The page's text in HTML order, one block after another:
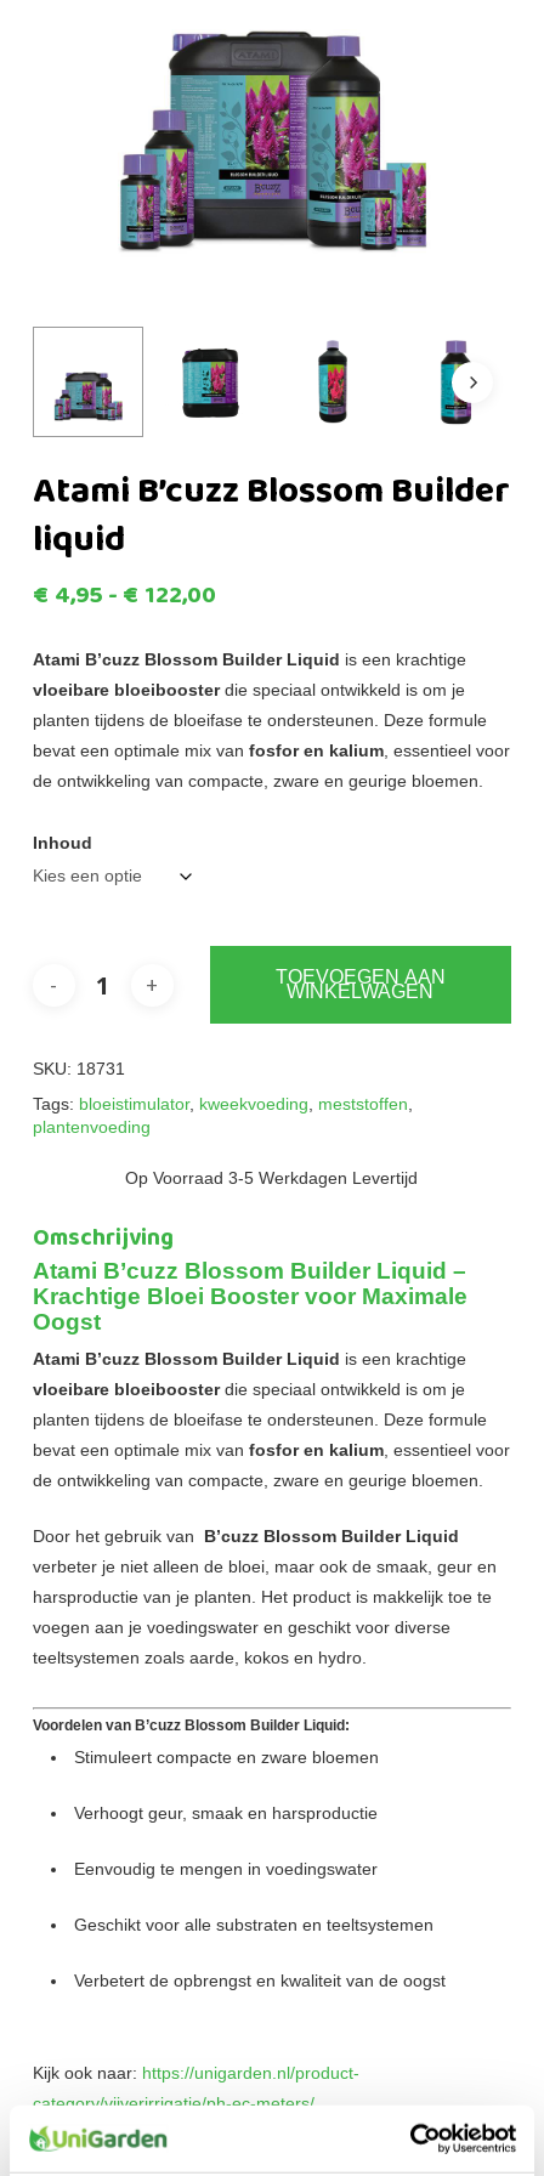
Atami B’cuzz Blossom Builder
liquid
€ 4,95-€ 122,00Prijsklasse:
tot
€122,00
Atami B’cuzz Blossom Builder Liquid is een krachtige
vloeibare bloeiboosterdie speciaal ontwikkeld is om je
planten tijdens de bloeifase te ondersteunen. Deze formule
bevat een optimale mix van fosfor en kalium, essentieel voor
de ontwikkeling van compacte, zware en geurige bloemen.
Inhoud
TOEVOEGEN AAN
WINKELWAGEN
SKU: 18731
Tags: bloeistimulator, kweekvoeding, meststoffen,
plantenvoeding
Op Voorraad 3-5 Werkdagen Levertijd
Omschrijving
Atami B’cuzz Blossom Builder Liquid –
Krachtige Bloei Booster voor Maximale
Oogst
Atami B’cuzz Blossom Builder Liquid is een krachtige
vloeibare bloeiboosterdie speciaal ontwikkeld is om je
planten tijdens de bloeifase te ondersteunen. Deze formule
bevat een optimale mix van fosfor en kalium, essentieel voor
de ontwikkeling van compacte, zware en geurige bloemen.
Door het gebruik van
B’cuzz Blossom Builder Liquid
verbeter je niet alleen de bloei, maar ook de smaak, geur en
harsproductie van je planten. Het product is makkelijk toe te
voegen aan je voedingswater en geschikt voor diverse
teeltsystemen zoals aarde, kokos en hydro.
Voordelen van B’cuzz Blossom Builder Liquid:
Stimuleert compacte en zware bloemen
Verhoogt geur, smaak en harsproductie
Eenvoudig te mengen in voedingswater
Geschikt voor alle substraten en teeltsystemen
Verbetert de opbrengst en kwaliteit van de oogst
Kijk ook naar: https://unigarden.nl/product-
category/vijverirrigatie/ph-ec-meters/
Extra productinformatie